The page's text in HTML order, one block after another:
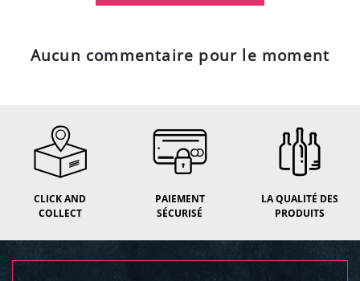
Aucun commentaire pour le moment
CLICK AND
COLLECT
PAIEMENT
SÉCURISÉ
LA QUALITÉ DES
PRODUITS